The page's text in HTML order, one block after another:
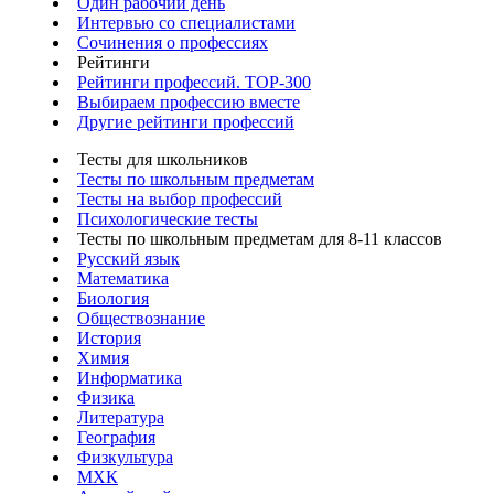
Интервью со специалистами
Сочинения о профессиях
Рейтинги
Рейтинги профессий. TOP-300
Выбираем профессию вместе
Другие рейтинги профессий
Тесты для школьников
Тесты по школьным предметам
Тесты на выбор профессий
Психологические тесты
Тесты по школьным предметам для 8-11 классов
Русский язык
Математика
Биология
Обществознание
История
Химия
Информатика
Физика
Литература
География
Физкультура
МХК